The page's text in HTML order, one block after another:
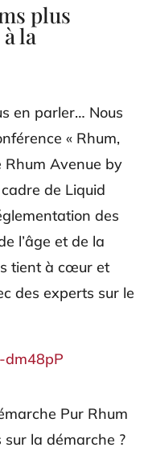
plus
la
en parler… Nous
« Rhum,
Rhum Avenue by
de Liquid
des
l’âge et de la
tient à cœur et
des experts sur le
dm48pP
Pur Rhum
sur la démarche ?